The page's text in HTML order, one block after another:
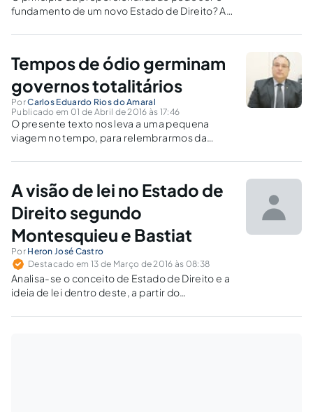
fundamento de um novo Estado de Direito? Ao
como distingui-lo da razoabilidade, pode-se
Tempos de ódio germinam
governos totalitários
PorCarlos Eduardo Rios do Amaral
Publicado em 01 de Abril de 2016 às 17:46
O presente texto nos leva a uma pequena
viagem no tempo, para relembrarmos da
Democrático de Direito.
A visão de lei no Estado de
Direito segundo
Montesquieu e Bastiat
Por Heron José Castro
Destacado em 13 de Março de 2016 às 08:38
Analisa-se o conceito de Estado de Direito e a
ideia de lei dentro deste, a partir do
Bastiat.